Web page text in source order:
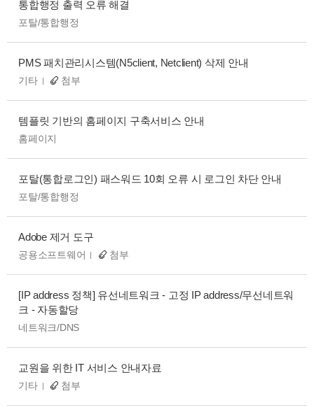
통합행정 출력 오류 해결
포탈/통합행정
PMS 패치관리시스템(N5client, Netclient) 삭제 안내
기타 첨부
템플릿 기반의 홈페이지 구축서비스 안내
홈페이지
포탈(통합로그인) 패스워드 10회 오류 시 로그인 차단 안내
포탈/통합행정
Adobe 제거 도구
공용소프트웨어 첨부
[IP address 정책] 유선네트워크 - 고정 IP address/무선네트워
크 - 자동할당
네트워크/DNS
교원을 위한 IT 서비스 안내자료
기타 첨부